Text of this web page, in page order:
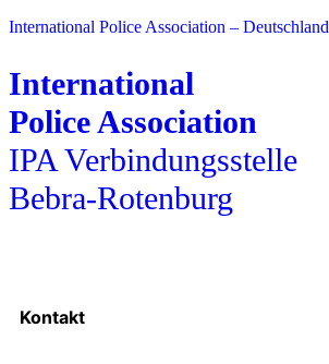
International Police Association – Deutschland
International
Police Association
IPA Verbindungsstelle
Bebra-Rotenburg
Kontakt